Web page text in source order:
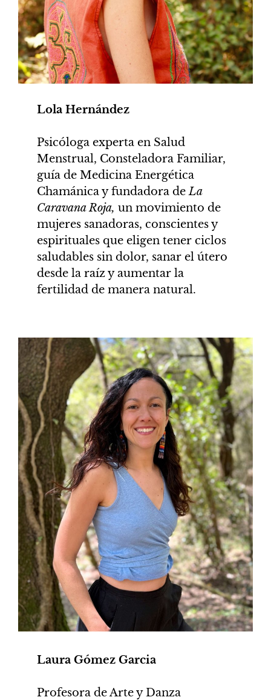
Lola Hernández
Psicóloga experta en Salud
Menstrual, Consteladora Familiar,
guía de Medicina Energética
Chamánica y fundadora deLa
Caravana Roja, un movimiento de
mujeres sanadoras, conscientes y
espirituales que eligen tener ciclos
saludables sin dolor, sanar el útero
desde la raíz y aumentar la
fertilidad de manera natural.
Laura Gómez Garcia
Profesora de Arte y Danza